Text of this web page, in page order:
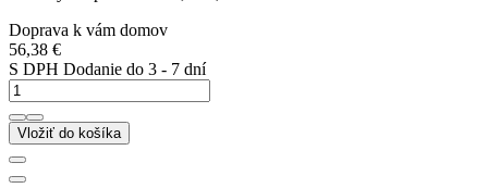
Doprava k vám domov
56,38 €
S DPH Dodanie do 3 - 7 dní
Vložiť do košíka